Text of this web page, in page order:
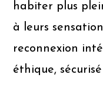
habiter plus
à leurs
reconnexion
éthique,